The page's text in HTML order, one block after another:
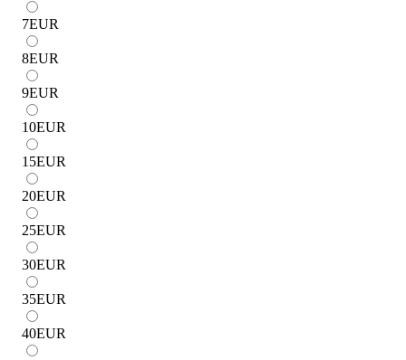
7EUR
8EUR
9EUR
10EUR
15EUR
20EUR
25EUR
30EUR
35EUR
40EUR